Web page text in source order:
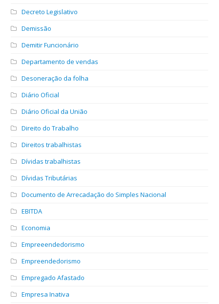
Decreto Legislativo
Demissão
Demitir Funcionário
Departamento de vendas
Desoneração da folha
Diário Oficial
Diário Oficial da União
Direito do Trabalho
Direitos trabalhistas
Dívidas trabalhistas
Dívidas Tributárias
Documento de Arrecadação do Simples Nacional
EBITDA
Economia
Empreeendedorismo
Empreendedorismo
Empregado Afastado
Empresa Inativa